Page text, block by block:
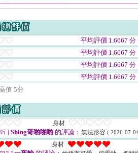
平均評價 1.6667 分
平均評價 1.6667 分
平均評價 1.6667 分
平均評價 1.6667 分
值 5分
身材
]Shing哥啪啪啪 的評論： 無法形容 ( 2026-07-
身材